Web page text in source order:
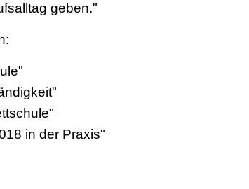
geben."
in der Praxis"